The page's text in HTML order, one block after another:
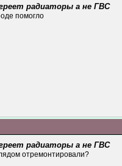
радиаторы а не ГВС
помогло
радиаторы а не ГВС
отремонтировали?